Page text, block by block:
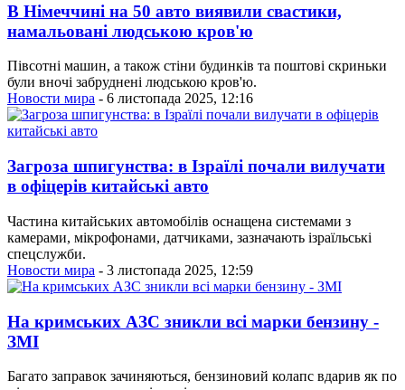
В Німеччині на 50 авто виявили свастики,
намальовані людською кров'ю
Півсотні машин, а також стіни будинків та поштові скриньки
були вночі забруднені людською кров'ю.
Новости мира - 6 листопада 2025, 12:16
Загроза шпигунства: в Ізраїлі почали вилучати
в офіцерів китайські авто
Частина китайських автомобілів оснащена системами з
камерами, мікрофонами, датчиками, зазначають ізраїльські
спецслужби.
Новости мира - 3 листопада 2025, 12:59
На кримських АЗС зникли всі марки бензину -
ЗМІ
Багато заправок зачиняються, бензиновий колапс вдарив як по